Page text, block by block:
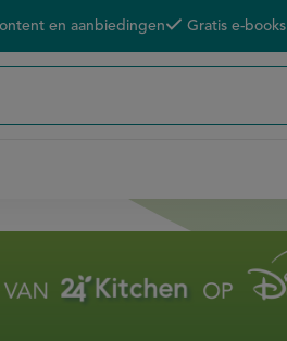
en aanbiedingen Gratis e-books